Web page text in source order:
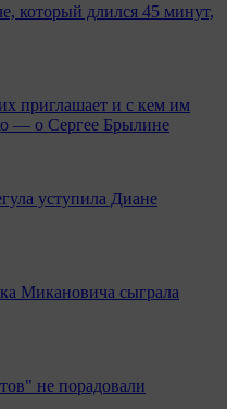
который длился 45 минут,
приглашает и с кем им
— о Сергее Брылине
уступила Диане
Микановича сыграла
не порадовали